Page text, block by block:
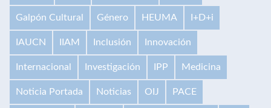
Galpón Cultural Género HEUMA I+D+i
IAUCN IIAM Inclusión Innovación
Internacional Investigación IPP Medicina
Noticia Portada Noticias OIJ PACE